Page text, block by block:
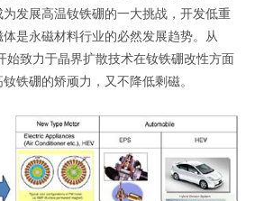
发展高温钕铁硼的一大挑战，开发低重
是永磁材料行业的必然发展趋势。从
始致力于晶界扩散技术在钕铁硼改性方面
铁硼的矫顽力，又不降低剩磁。